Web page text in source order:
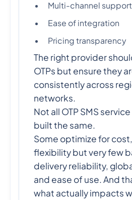
Multi-channel
Ease of integration
Pricing transparency
The right provider
OTPs but ensure they
consistently across
networks.
Not all OTP SMS
built the same.
Some optimize for
flexibility but very few
delivery reliability,
and ease of use. And
what actually impacts